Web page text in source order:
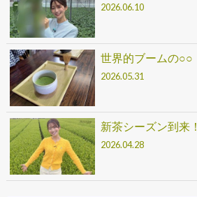
2026.06.10
世界的ブームの○○
2026.05.31
新茶シーズン到来！
2026.04.28